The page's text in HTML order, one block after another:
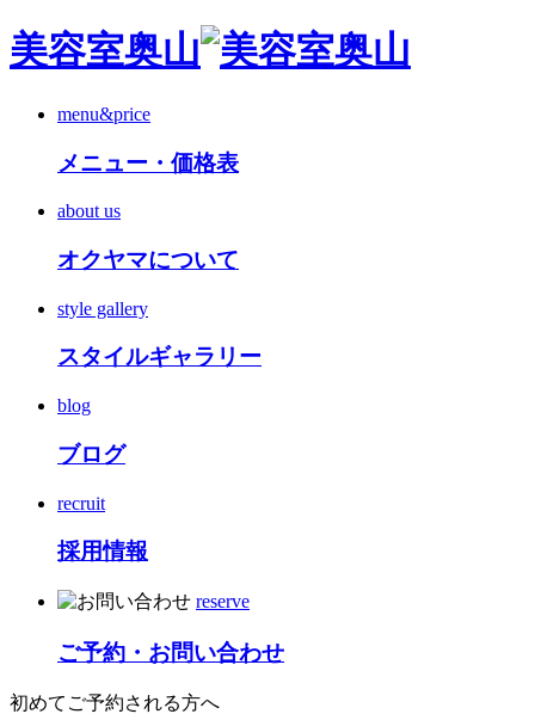
美容室奥山
menu&price
メニュー・価格表
about us
オクヤマについて
style gallery
スタイルギャラリー
blog
ブログ
recruit
採用情報
reserve
ご予約・お問い合わせ
初めてご予約される方へ